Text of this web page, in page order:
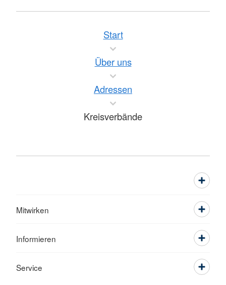
Start
Über uns
Adressen
Kreisverbände
Mitwirken
Informieren
Service